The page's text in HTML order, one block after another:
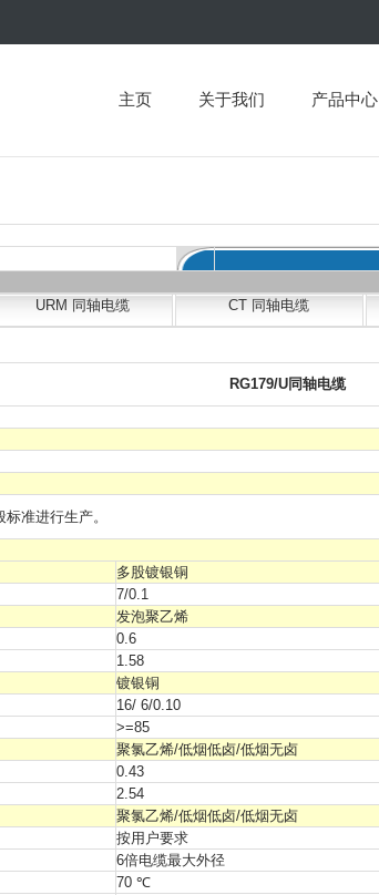
主页 关于我们 产品中心
URM 同轴电缆 CT 同轴电缆
RG179/U同轴电缆
准进行生产。
多股镀银铜
7/0.1
发泡聚乙烯
0.6
1.58
镀银铜
16/ 6/0.10
>=85
聚氯乙烯/低烟低卤/低烟无卤
0.43
2.54
聚氯乙烯/低烟低卤/低烟无卤
按用户要求
6倍电缆最大外径
70 ℃